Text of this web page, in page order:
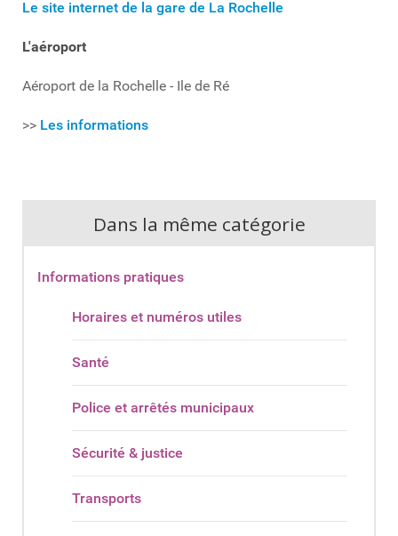
Le site internet de la gare de La Rochelle
L'aéroport
Aéroport de la Rochelle - Ile de Ré
>> Les informations
Dans la même catégorie
Informations pratiques
Horaires et numéros utiles
Santé
Police et arrêtés municipaux
Sécurité & justice
Transports